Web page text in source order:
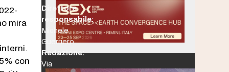
mira
con
Direttore
responsabile:
Michele
Guerriero
Redazione:
Via